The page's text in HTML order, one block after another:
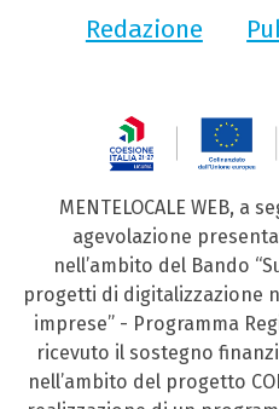
Redazione
MENTELOCALE WEB, a
agevolazione
nell’ambito del Bando
progetti di digitalizzazione
imprese” - Programma
ricevuto il sostegno
nell’ambito del progetto